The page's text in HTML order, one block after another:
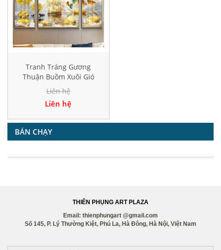
Tranh Tráng Gương
Thuận Buồm Xuôi Gió
Hiện Đại HD10041
Liên hệ
Liên hệ
BÁN CHẠY
THIÊN PHỤNG ART PLAZA
Email: thienphungart @gmail.com
Số 145, P. Lý Thường Kiệt, Phú La, Hà Đông, Hà Nội, Việt Nam